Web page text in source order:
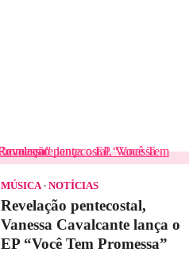
MÚSICA NOTÍCIAS
Revelação pentecostal,
Vanessa Cavalcante lança o
EP “Você Tem Promessa”